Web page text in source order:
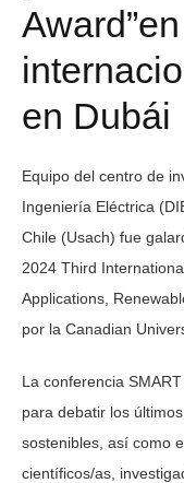
en Dubái
Equipo del centro de
Ingeniería Eléctrica
Chile (Usach) fue
2024 Third
Applications,
por la Canadian
La conferencia
para debatir los
sostenibles, así como
científicos/as,